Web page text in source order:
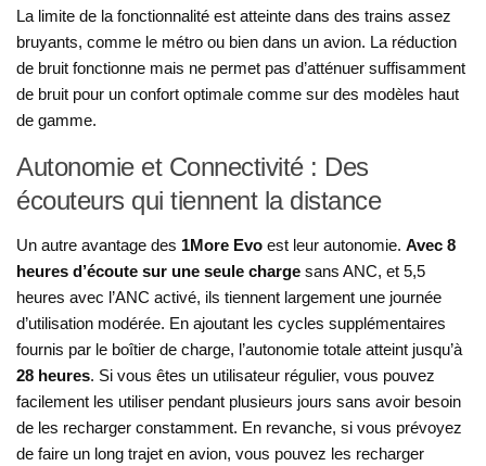
La limite de la fonctionnalité est atteinte dans des trains assez
bruyants, comme le métro ou bien dans un avion. La réduction
de bruit fonctionne mais ne permet pas d’atténuer suffisamment
de bruit pour un confort optimale comme sur des modèles haut
de gamme.
Autonomie et Connectivité : Des
écouteurs qui tiennent la distance
Un autre avantage des 1More Evo est leur autonomie. Avec 8
heures d’écoute sur une seule charge sans ANC, et 5,5
heures avec l’ANC activé, ils tiennent largement une journée
d’utilisation modérée. En ajoutant les cycles supplémentaires
fournis par le boîtier de charge, l’autonomie totale atteint jusqu’à
28 heures. Si vous êtes un utilisateur régulier, vous pouvez
facilement les utiliser pendant plusieurs jours sans avoir besoin
de les recharger constamment. En revanche, si vous prévoyez
de faire un long trajet en avion, vous pouvez les recharger